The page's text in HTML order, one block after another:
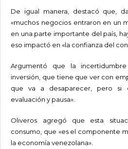
De igual manera, destacó que,
«muchos negocios entraron en un
en una parte importante del país,
eso impactó en «la confianza del
Argumentó que la
inversión, que tiene que ver con
que va a desaparecer, pero
evaluación y pausa».
Oliveros agregó que esta
consumo, que «es el componente
la economía venezolana».